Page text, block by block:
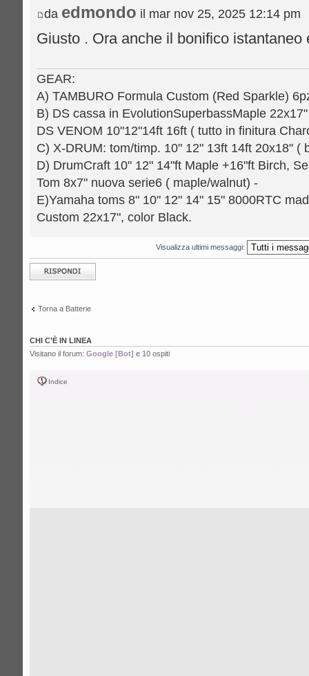
da edmondo il mar nov 25, 2025 12:14 pm
Giusto . Ora anche il bonifico istantaneo
GEAR:
A) TAMBURO Formula Custom (Red Sparkle)
B) DS cassa in EvolutionSuperbassMaple
DS VENOM 10"12"14ft 16ft ( tutto in finitura
C) X-DRUM: tom/timp. 10" 12" 13ft 14ft 20x18" (
D) DrumCraft 10" 12" 14"ft Maple +16"ft Birch,
Tom 8x7" nuova serie6 ( maple/walnut) -
E)Yamaha toms 8" 10" 12" 14" 15" 8000RTC
Custom 22x17", color Black.
Visualizza ultimi messaggi:
Rispondi al
messaggio
Torna a Batterie
CHI C’È IN LINEA
Visitano il forum: Google [Bot] e 10 ospiti
Indice